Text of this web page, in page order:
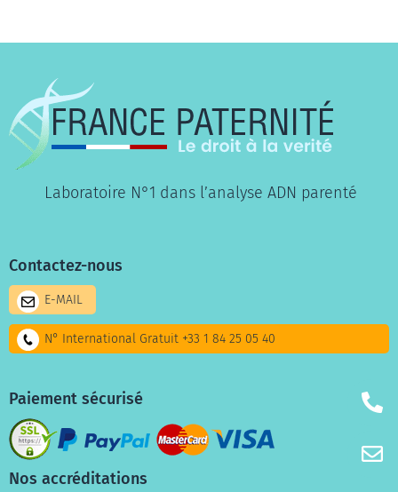
Laboratoire N°1 dans l’analyse ADN parenté
Contactez-nous
E-MAIL
N° International Gratuit +33 1 84 25 05 40
Paiement sécurisé
Nos accréditations